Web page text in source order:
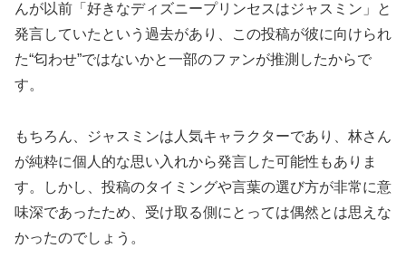
んが以前「好きなディズニープリンセスはジャスミン」と
発言していたという過去があり、この投稿が彼に向けられ
た“匂わせ”ではないかと一部のファンが推測したからで
す。
もちろん、ジャスミンは人気キャラクターであり、林さん
が純粋に個人的な思い入れから発言した可能性もありま
す。しかし、投稿のタイミングや言葉の選び方が非常に意
味深であったため、受け取る側にとっては偶然とは思えな
かったのでしょう。